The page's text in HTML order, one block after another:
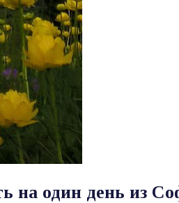
на один день из